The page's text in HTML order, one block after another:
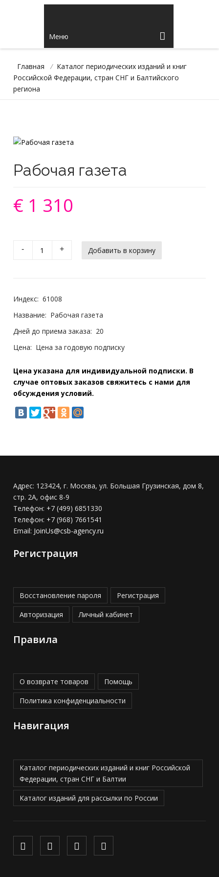
Меню
Главная / Каталог периодических изданий и книг
Российской Федерации, стран СНГ и Балтийского
региона
Рабочая газета
€ 1 310
- +
Индекс: 61008
Название: Рабочая газета
Дней до приема заказа: 20
Цена: Цена за годовую подписку
Цена указана для индивидуальной подписки. В
случае оптовых заказов свяжитесь с нами для
обсуждения условий.
Адрес: 123424, г. Москва, ул. Большая Грузинская, дом 8,
стр. 2А, офис 8-9
Телефон: +7 (499) 6851330
Телефон: +7 (968) 7661541
Email: JoinUs@csb-agency.ru
Регистрация
Восстановление пароля Регистрация
Авторизация Личный кабинет
Правила
О возврате товаров Помощь
Политика конфиденциальности
Навигация
Каталог периодических изданий и книг Российской
Федерации, стран СНГ и Балтии
Каталог изданий для рассылки по России